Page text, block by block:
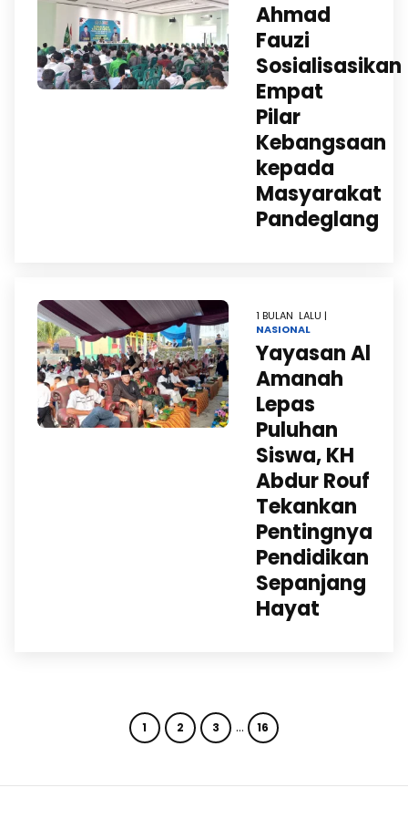
Ahmad
Fauzi
Sosialisasikan
Empat
Pilar
Kebangsaan
kepada
Masyarakat
Pandeglang
1 BULAN LALU |
NASIONAL
Yayasan Al
Amanah
Lepas
Puluhan
Siswa, KH
Abdur Rouf
Tekankan
Pentingnya
Pendidikan
Sepanjang
Hayat
1 2 3 … 16